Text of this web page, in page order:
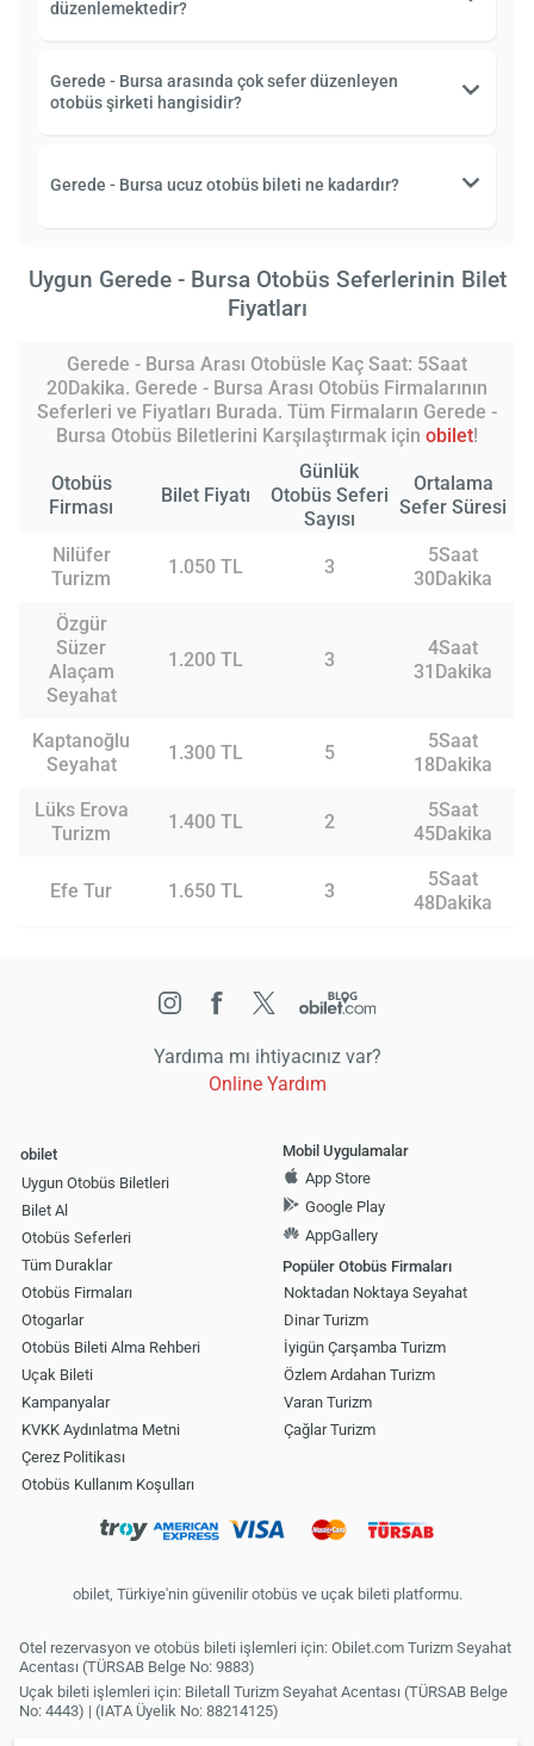
düzenlemektedir?
Gerede - Bursa arasında çok sefer düzenleyen
otobüs şirketi hangisidir?
Gerede - Bursa ucuz otobüs bileti ne kadardır?
Uygun Gerede - Bursa Otobüs Seferlerinin Bilet
Fiyatları
Gerede - Bursa Arası Otobüsle Kaç Saat: 5Saat
20Dakika. Gerede - Bursa Arası Otobüs Firmalarının
Seferleri ve Fiyatları Burada. Tüm Firmaların Gerede -
Bursa Otobüs Biletlerini Karşılaştırmak için obilet!
Otobüs
Firması
Bilet Fiyatı
Günlük
Otobüs Seferi
Sayısı
Ortalama
Sefer Süresi
Nilüfer
Turizm
1.050 TL 3
5Saat
30Dakika
Özgür
Süzer
Alaçam
Seyahat
1.200 TL 3
4Saat
31Dakika
Kaptanoğlu
Seyahat
1.300 TL 5
5Saat
18Dakika
Lüks Erova
Turizm
1.400 TL 2
5Saat
45Dakika
Efe Tur 1.650 TL 3
5Saat
48Dakika
Yardıma mı ihtiyacınız var?
Online Yardım
obilet
Uygun Otobüs Biletleri
Bilet Al
Otobüs Seferleri
Tüm Duraklar
Otobüs Firmaları
Otogarlar
Otobüs Bileti Alma Rehberi
Uçak Bileti
Kampanyalar
KVKK Aydınlatma Metni
Çerez Politikası
Otobüs Kullanım Koşulları
Mobil Uygulamalar
App Store
Google Play
AppGallery
Popüler Otobüs Firmaları
Noktadan Noktaya Seyahat
Dinar Turizm
İyigün Çarşamba Turizm
Özlem Ardahan Turizm
Varan Turizm
Çağlar Turizm
obilet, Türkiye'nin güvenilir otobüs ve uçak bileti platformu.
Otel rezervasyon ve otobüs bileti işlemleri için: Obilet.com Turizm Seyahat
Acentası (TÜRSAB Belge No: 9883)
Uçak bileti işlemleri için: Biletall Turizm Seyahat Acentası (TÜRSAB Belge
No: 4443) | (IATA Üyelik No: 88214125)